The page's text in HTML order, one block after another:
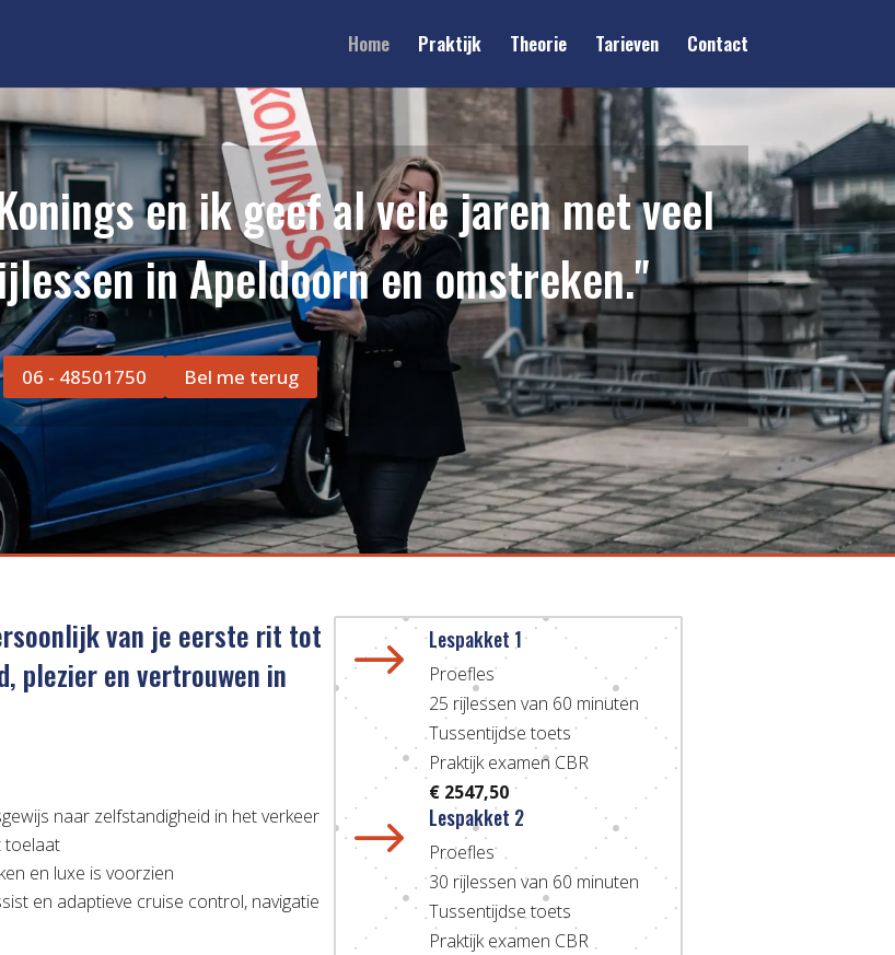
Home Praktijk Theorie Tarieven Contact
en ik geef al vele jaren met veel
in Apeldoorn en omstreken."
06 - 48501750 Bel me terug
van je eerste rit tot
plezier en vertrouwen in
naar zelfstandigheid in het verkeer
toelaat
en luxe is voorzien
en adaptieve cruise control, navigatie
$ Lespakket 1
Proefles
25 rijlessen van 60 minuten
Tussentijdse toets
Praktijk examen CBR
€ 2547,50
$ Lespakket 2
Proefles
30 rijlessen van 60 minuten
Tussentijdse toets
Praktijk examen CBR